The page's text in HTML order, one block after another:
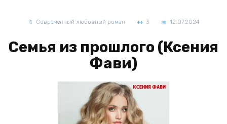
Современный любовный роман 3 12.07.2024
Семья из прошлого (Ксения
Фави)